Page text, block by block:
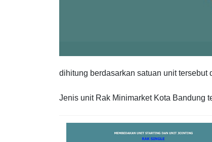
dihitung berdasarkan satuan unit tersebut
Jenis unit Rak Minimarket Kota Bandung